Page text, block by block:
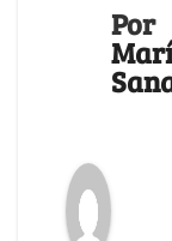
Por